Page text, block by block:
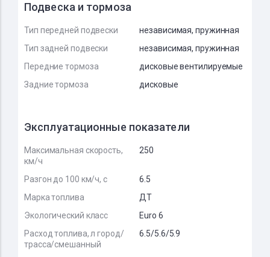
Подвеска и тормоза
Тип передней подвески
независимая, пружинная
Тип задней подвески
независимая, пружинная
Передние тормоза
дисковые вентилируемые
Задние тормоза
дисковые
Эксплуатационные показатели
Максимальная скорость,
км/ч
250
Разгон до 100 км/ч, с
6.5
Марка топлива
ДТ
Экологический класс
Euro 6
Расход топлива, л город/
трасса/смешанный
6.5/5.6/5.9